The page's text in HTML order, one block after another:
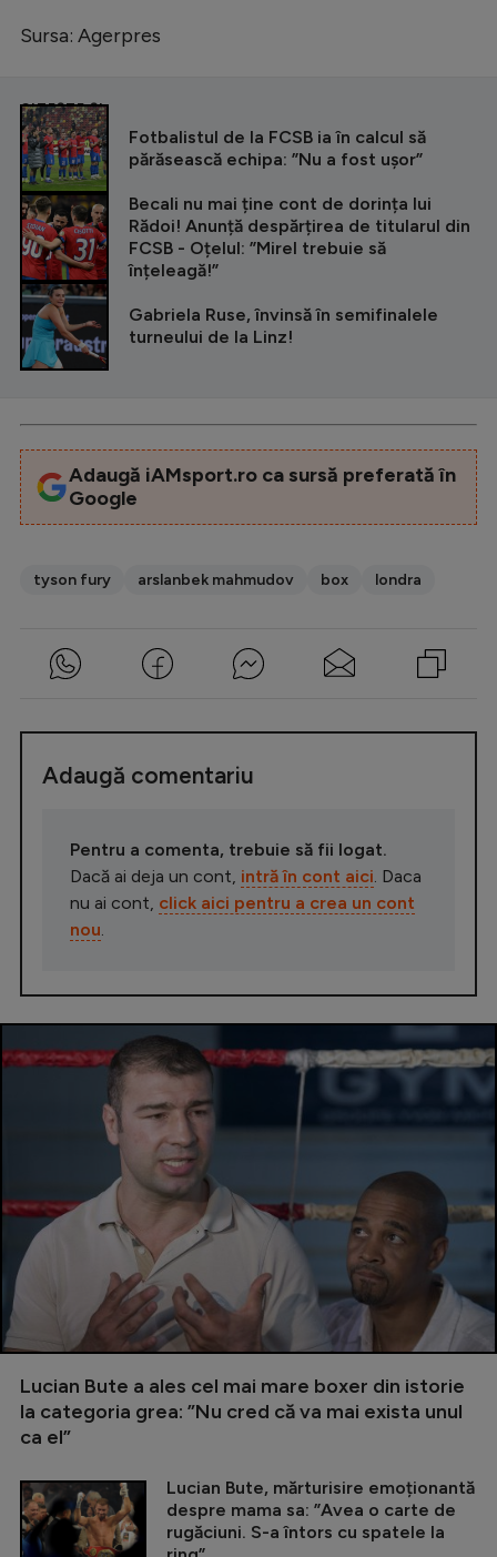
Sursa: Agerpres
CITEȘTE ȘI
Fotbalistul de la FCSB ia în calcul să
părăsească echipa: ”Nu a fost ușor”
Becali nu mai ține cont de dorința lui
Rădoi! Anunță despărțirea de titularul din
FCSB - Oțelul: ”Mirel trebuie să
înțeleagă!”
Gabriela Ruse, învinsă în semifinalele
turneului de la Linz!
Adaugă iAMsport.ro ca sursă preferată în
Google
tyson fury arslanbek mahmudov box londra
Adaugă comentariu
Pentru a comenta, trebuie să fii logat.
Dacă ai deja un cont, intră în cont aici . Daca
nu ai cont, click aici pentru a crea un cont
nou
Lucian Bute a ales cel mai mare boxer din istorie
la categoria grea: ”Nu cred că va mai exista unul
ca el”
Lucian Bute, mărturisire emoționantă
despre mama sa: ”Avea o carte de
rugăciuni. S-a întors cu spatele la